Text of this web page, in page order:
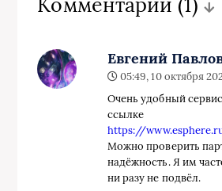
Евгений
05:49, 10 октября
Очень удобный
ссылке
https://
Можно проверить
надёжность. Я им
ни разу не подвёл.